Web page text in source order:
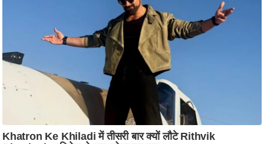
ष
ण
स
म